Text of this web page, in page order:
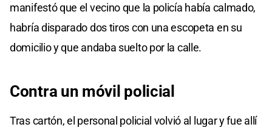
manifestó que el vecino que la policía había calmado,
habría disparado dos tiros con una escopeta en su
domicilio y que andaba suelto por la calle.
Contra un móvil policial
Tras cartón, el personal policial volvió al lugar y fue allí